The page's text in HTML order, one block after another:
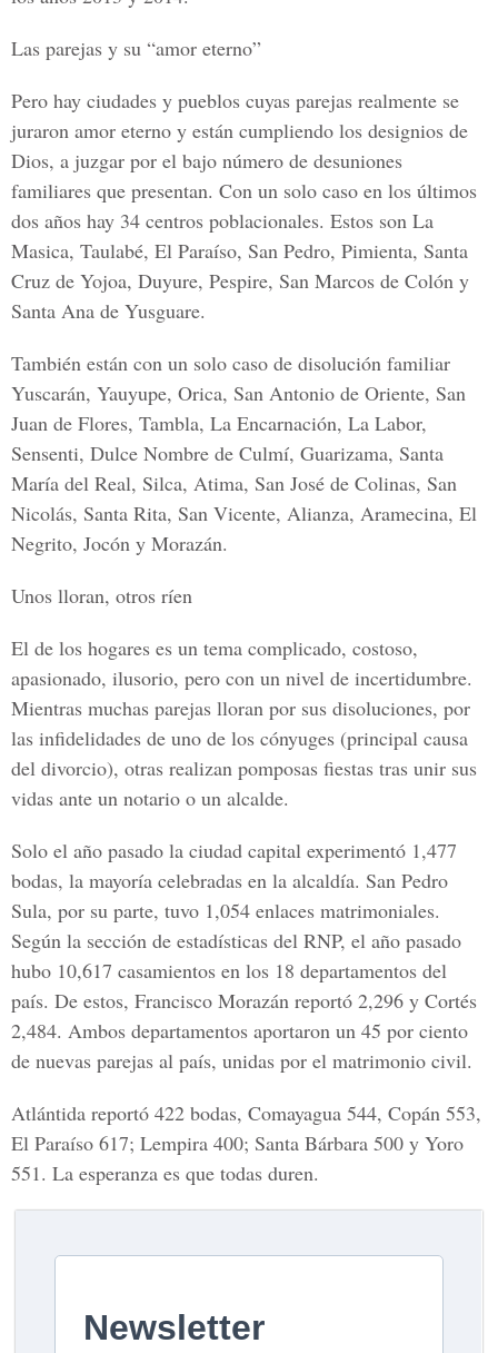
Las parejas y su “amor eterno”
Pero hay ciudades y pueblos cuyas parejas realmente se
juraron amor eterno y están cumpliendo los designios de
Dios, a juzgar por el bajo número de desuniones
familiares que presentan. Con un solo caso en los últimos
dos años hay 34 centros poblacionales. Estos son La
Masica, Taulabé, El Paraíso, San Pedro, Pimienta, Santa
Cruz de Yojoa, Duyure, Pespire, San Marcos de Colón y
Santa Ana de Yusguare.
También están con un solo caso de disolución familiar
Yuscarán, Yauyupe, Orica, San Antonio de Oriente, San
Juan de Flores, Tambla, La Encarnación, La Labor,
Sensenti, Dulce Nombre de Culmí, Guarizama, Santa
María del Real, Silca, Atima, San José de Colinas, San
Nicolás, Santa Rita, San Vicente, Alianza, Aramecina, El
Negrito, Jocón y Morazán.
Unos lloran, otros ríen
El de los hogares es un tema complicado, costoso,
apasionado, ilusorio, pero con un nivel de incertidumbre.
Mientras muchas parejas lloran por sus disoluciones, por
las infidelidades de uno de los cónyuges (principal causa
del divorcio), otras realizan pomposas fiestas tras unir sus
vidas ante un notario o un alcalde.
Solo el año pasado la ciudad capital experimentó 1,477
bodas, la mayoría celebradas en la alcaldía. San Pedro
Sula, por su parte, tuvo 1,054 enlaces matrimoniales.
Según la sección de estadísticas del RNP, el año pasado
hubo 10,617 casamientos en los 18 departamentos del
país. De estos, Francisco Morazán reportó 2,296 y Cortés
2,484. Ambos departamentos aportaron un 45 por ciento
de nuevas parejas al país, unidas por el matrimonio civil.
Atlántida reportó 422 bodas, Comayagua 544, Copán 553,
El Paraíso 617; Lempira 400; Santa Bárbara 500 y Yoro
551. La esperanza es que todas duren.